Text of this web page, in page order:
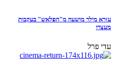
עזרא מילר מושעה מ"הפלאש" בעקבות
מעצרו
עדי פרל